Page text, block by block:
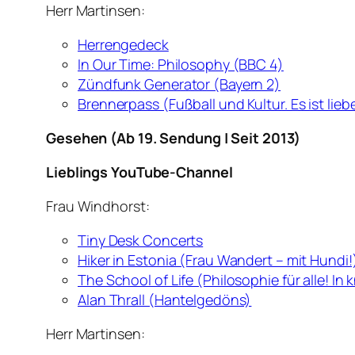
Herr Martinsen:
Herrengedeck
In Our Time: Philosophy (BBC 4)
Zündfunk Generator (Bayern 2)
Brennerpass (Fußball und Kultur. Es ist
Gesehen (Ab 19. Sendung | Seit 2013)
Lieblings YouTube-Channel
Frau Windhorst:
Tiny Desk Concerts
Hiker in Estonia (Frau Wandert – mit
The School of Life (Philosophie für alle! In
Alan Thrall (Hantelgedöns)
Herr Martinsen: